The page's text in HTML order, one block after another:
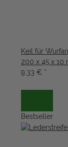
Keil für
200 x 45 x 10
9,33 € *
Bestseller